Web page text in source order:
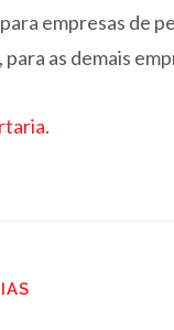
empresas de
para as demais